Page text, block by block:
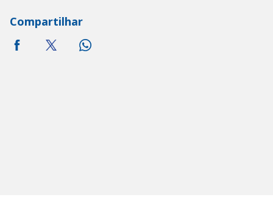
Compartilhar